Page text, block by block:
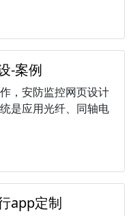
-案例
，安防监控网页设计
是应用光纤、同轴电
app定制